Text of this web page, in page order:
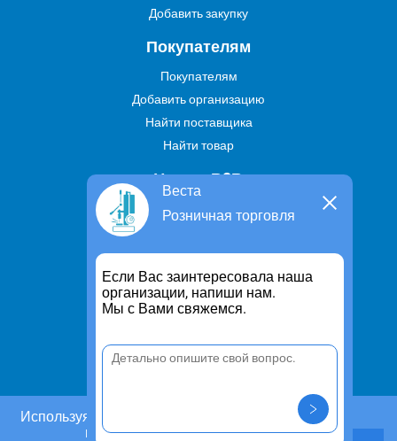
Веста
Розничная торговля
Если Вас заинтересовала наша
организации, напиши нам.
Мы с Вами свяжемся.
Используя этот сайт, Вы даете согласие на
использование cookies.
Добавить закупку
Покупателям
Покупателям
Добавить организацию
Найти поставщика
Найти товар
Услуги В2В
Найти услугу
Предложить свою услугу
Дропшиппинг
Транспортные услуги
Информация
Политика конфиденциальности
Контакты